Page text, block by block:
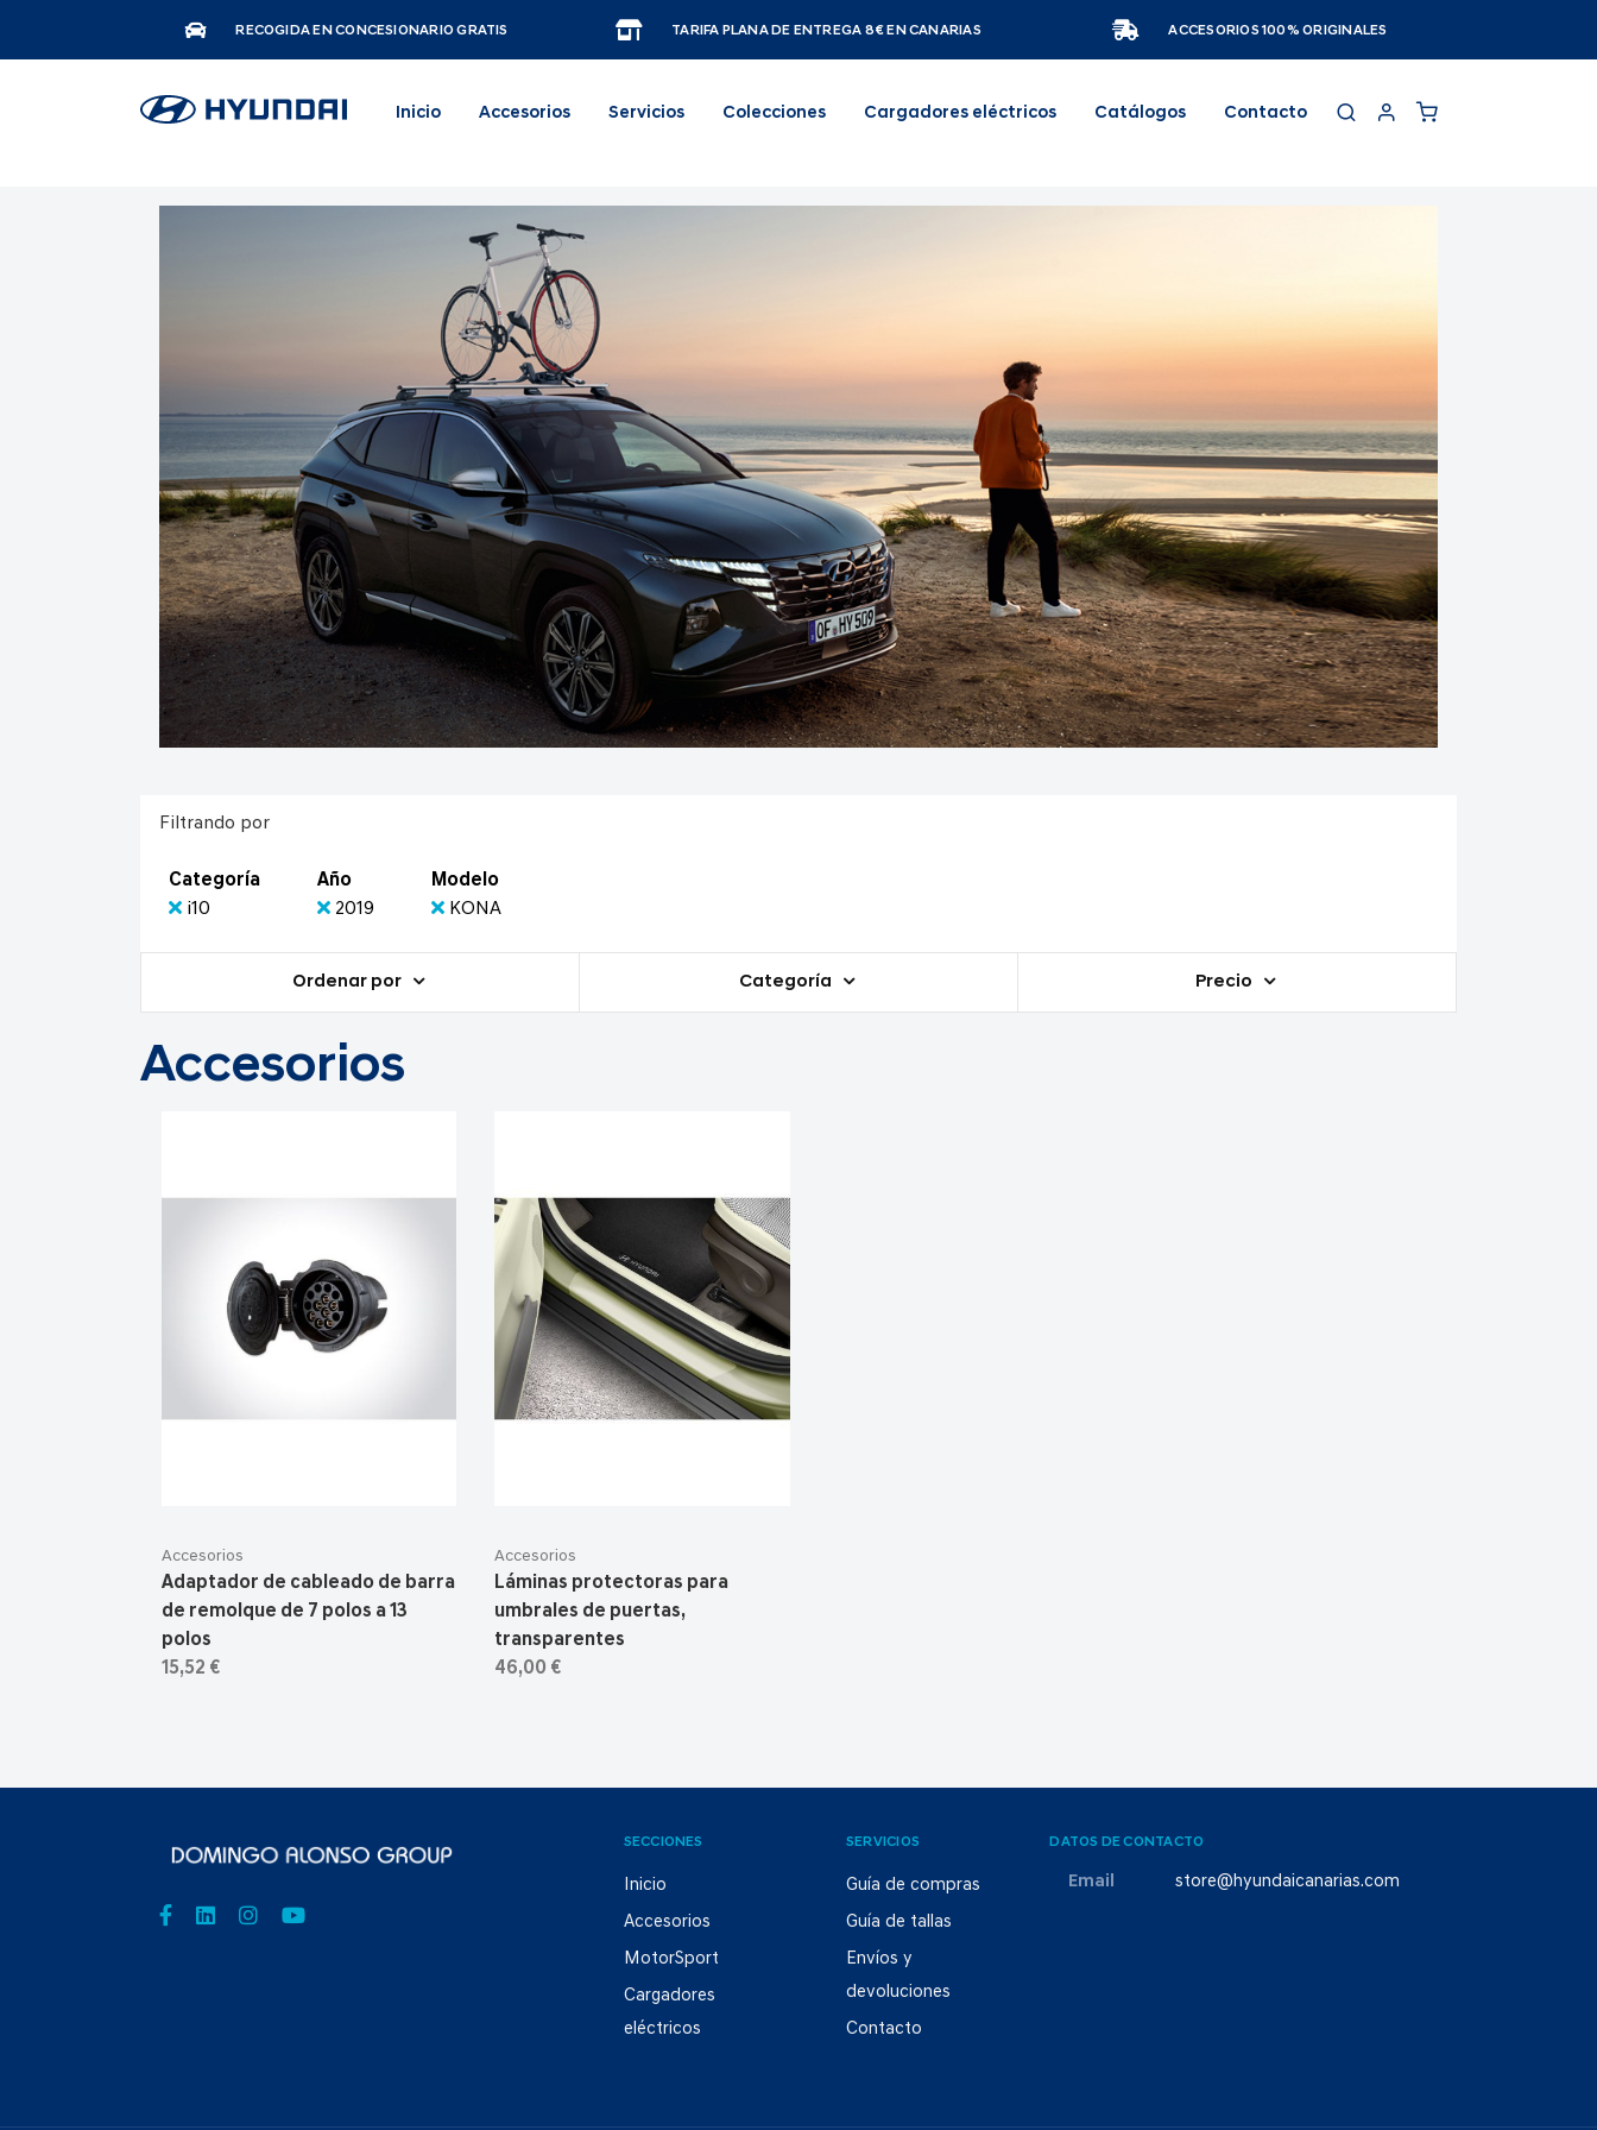
RECOGIDA EN CONCESIONARIO GRATIS TARIFA PLANA DE ENTREGA 8€ EN CANARIAS ACCESORIOS 100% ORIGINALES
Inicio Accesorios Servicios Colecciones Cargadores eléctricos Catálogos Contacto
Filtrando por
Categoría
i10
Año
2019
Modelo
KONA
Ordenar por Categoría Precio
Accesorios
Accesorios
Adaptador de cableado de barra
de remolque de 7 polos a 13
polos
15,52 €
Accesorios
Láminas protectoras para
umbrales de puertas,
transparentes
46,00 €
SECCIONES
Inicio
Accesorios
MotorSport
Cargadores
eléctricos
SERVICIOS
Guía de compras
Guía de tallas
Envíos y
devoluciones
Contacto
DATOS DE CONTACTO
Email store@hyundaicanarias.com